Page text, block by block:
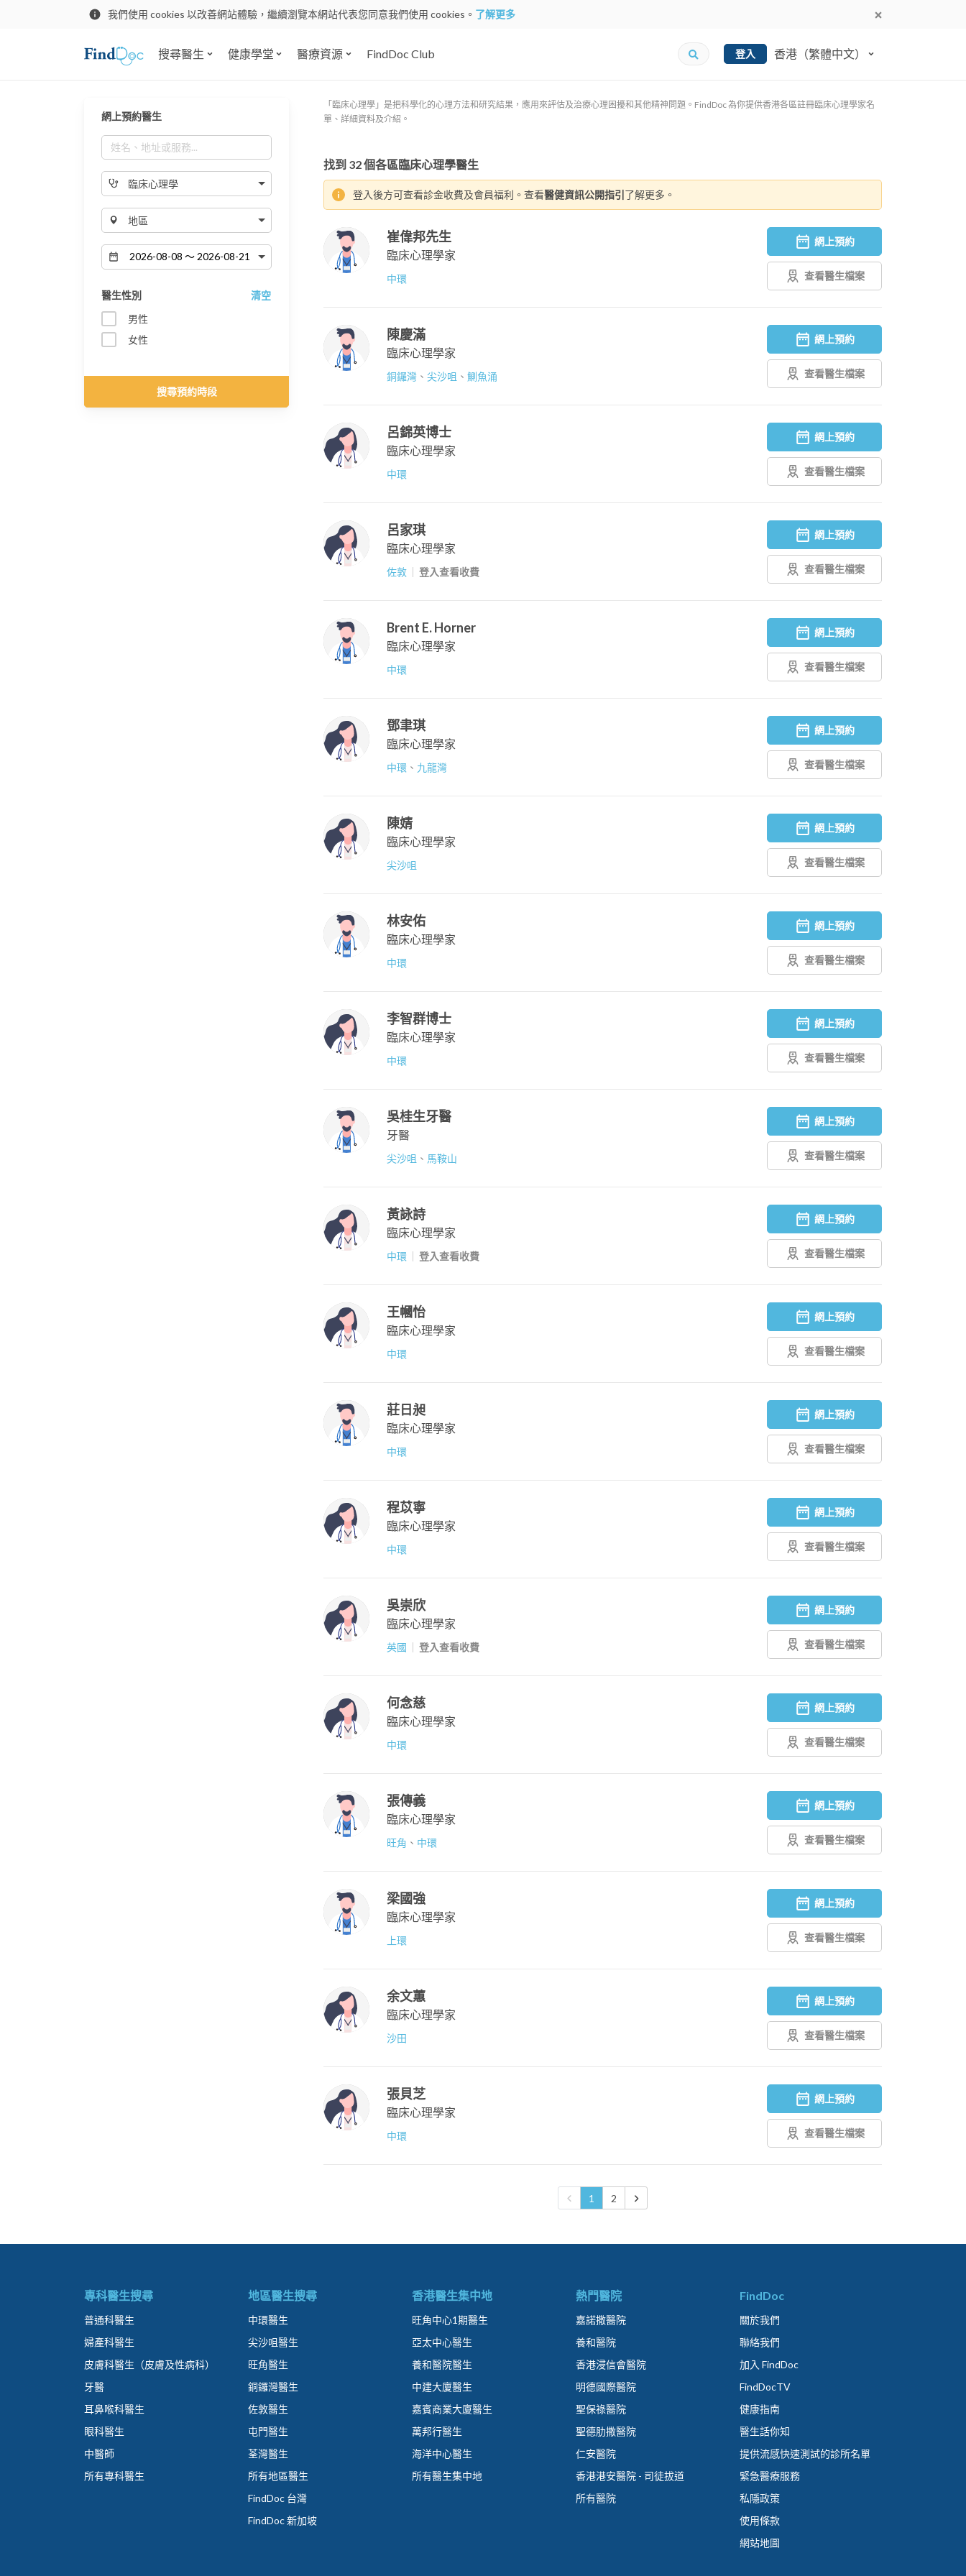
我們使用 cookies 以改善網站體驗，繼續瀏覽本網站代表您同意我們使用 cookies。 了解更多
搜尋醫生 健康學堂 醫療資源 FindDoc Club 登入 香港（繁體中文）
網上預約醫生
臨床心理學
地區
醫生性別
清空
男性
女性
搜尋預約時段
「臨床心理學」是把科學化的心理方法和研究結果，應用來評估及治療心理困擾和其他精神問題。FindDoc 為你提供香港各區註冊臨床心理學家名
單、詳細資料及介紹。
找到 32個各區臨床心理學醫生
登入後方可查看診金收費及會員福利。查看醫健資訊公開指引 了解更多。
崔偉邦先生
臨床心理學家
中環
網上預約
查看醫生檔案
陳慶滿
臨床心理學家
銅鑼灣 、 尖沙咀 、 鰂魚涌
網上預約
查看醫生檔案
呂錦英博士
臨床心理學家
中環
網上預約
查看醫生檔案
呂家琪
臨床心理學家
佐敦 登入查看收費
網上預約
查看醫生檔案
Brent E. Horner
臨床心理學家
中環
網上預約
查看醫生檔案
鄧聿琪
臨床心理學家
中環 、 九龍灣
網上預約
查看醫生檔案
陳婧
臨床心理學家
尖沙咀
網上預約
查看醫生檔案
林安佑
臨床心理學家
中環
網上預約
查看醫生檔案
李智群博士
臨床心理學家
中環
網上預約
查看醫生檔案
吳桂生牙醫
牙醫
尖沙咀 、 馬鞍山
網上預約
查看醫生檔案
黃詠詩
臨床心理學家
中環 登入查看收費
網上預約
查看醫生檔案
王幗怡
臨床心理學家
中環
網上預約
查看醫生檔案
莊日昶
臨床心理學家
中環
網上預約
查看醫生檔案
程苡寧
臨床心理學家
中環
網上預約
查看醫生檔案
吳崇欣
臨床心理學家
英國 登入查看收費
網上預約
查看醫生檔案
何念慈
臨床心理學家
中環
網上預約
查看醫生檔案
張傳義
臨床心理學家
旺角 、 中環
網上預約
查看醫生檔案
梁國強
臨床心理學家
上環
網上預約
查看醫生檔案
余文蕙
臨床心理學家
沙田
網上預約
查看醫生檔案
張貝芝
臨床心理學家
中環
網上預約
查看醫生檔案
1 2
專科醫生搜尋
普通科醫生
婦產科醫生
皮膚科醫生（皮膚及性病科）
牙醫
耳鼻喉科醫生
眼科醫生
中醫師
所有專科醫生
地區醫生搜尋
中環醫生
尖沙咀醫生
旺角醫生
銅鑼灣醫生
佐敦醫生
屯門醫生
荃灣醫生
所有地區醫生
FindDoc 台灣
FindDoc 新加坡
香港醫生集中地
旺角中心1期醫生
亞太中心醫生
養和醫院醫生
中建大廈醫生
嘉賓商業大廈醫生
萬邦行醫生
海洋中心醫生
所有醫生集中地
熱門醫院
嘉諾撒醫院
養和醫院
香港浸信會醫院
明德國際醫院
聖保祿醫院
聖德肋撒醫院
仁安醫院
香港港安醫院 - 司徒拔道
所有醫院
FindDoc
關於我們
聯絡我們
加入 FindDoc
FindDocTV
健康指南
醫生話你知
提供流感快速測試的診所名單
緊急醫療服務
私隱政策
使用條款
網站地圖